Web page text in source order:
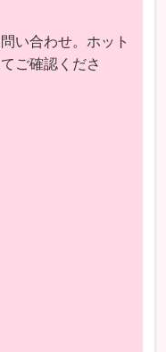
い合わせ。ホット
ご確認くださ